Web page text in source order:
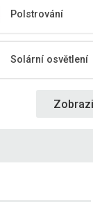
Polstrování
Solární osvětlení